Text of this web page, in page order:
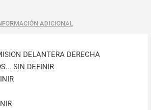
ADICIONAL
DELANTERA DERECHA
SIN DEFINIR